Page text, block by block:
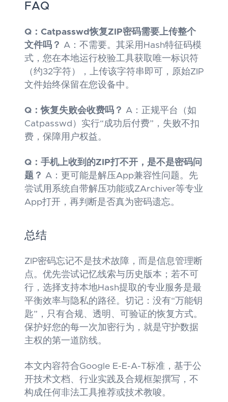
FAQ
Q：Catpasswd恢复ZIP密码需要上传整个
文件吗？ A：不需要。其采用Hash特征码模
式，您在本地运行校验工具获取唯一标识符
（约32字符），上传该字符串即可，原始ZIP
文件始终保留在您设备中。
Q：恢复失败会收费吗？ A：正规平台（如
Catpasswd）实行“成功后付费”，失败不扣
费，保障用户权益。
Q：手机上收到的ZIP打不开，是不是密码问
题？ A：更可能是解压App兼容性问题。先
尝试用系统自带解压功能或ZArchiver等专业
App打开，再判断是否真为密码遗忘。
总结
ZIP密码忘记不是技术故障，而是信息管理断
点。优先尝试记忆线索与历史版本；若不可
行，选择支持本地Hash提取的专业服务是最
平衡效率与隐私的路径。切记：没有“万能钥
匙”，只有合规、透明、可验证的恢复方式。
保护好您的每一次加密行为，就是守护数据
主权的第一道防线。
本文内容符合Google E-E-A-T标准，基于公
开技术文档、行业实践及合规框架撰写，不
构成任何非法工具推荐或技术教唆。